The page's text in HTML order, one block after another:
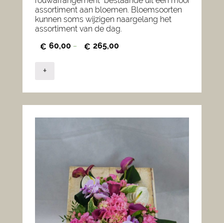
assortiment aan bloemen. Bloemsoorten
kunnen soms wijzigen naargelang het
assortiment van de dag.
€ 60,00 – € 265,00
+